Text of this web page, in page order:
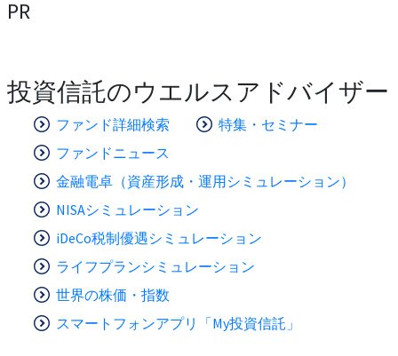
PR
投資信託のウエルスアドバイザー
ファンド詳細検索
特集・セミナー
ファンドニュース
金融電卓（資産形成・運用シミュレーション）
NISAシミュレーション
iDeCo税制優遇シミュレーション
ライフプランシミュレーション
世界の株価・指数
スマートフォンアプリ「My投資信託」